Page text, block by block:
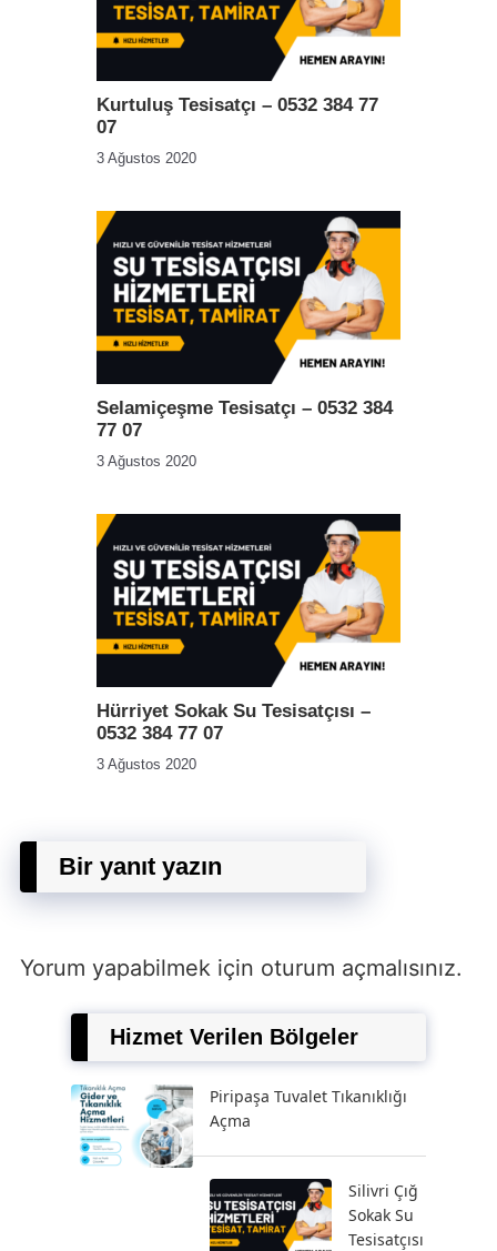
Kurtuluş Tesisatçı – 0532 384 77
07
3 Ağustos 2020
Selamiçeşme Tesisatçı – 0532 384
77 07
3 Ağustos 2020
Hürriyet Sokak Su Tesisatçısı –
0532 384 77 07
3 Ağustos 2020
Bir yanıt yazın
Yorum yapabilmek için oturum açmalısınız.
Hizmet Verilen Bölgeler
Piripaşa Tuvalet Tıkanıklığı
Açma
Silivri Çığ
Sokak Su
Tesisatçısı